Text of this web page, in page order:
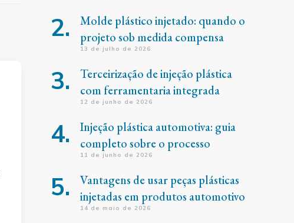
Molde plástico injetado: quando o
projeto sob medida compensa
13 de julho de 2026
Terceirização de injeção plástica
com ferramentaria integrada
12 de junho de 2026
Injeção plástica automotiva: guia
completo sobre o processo
11 de junho de 2026
Vantagens de usar peças plásticas
injetadas em produtos automotivo
14 de maio de 2026